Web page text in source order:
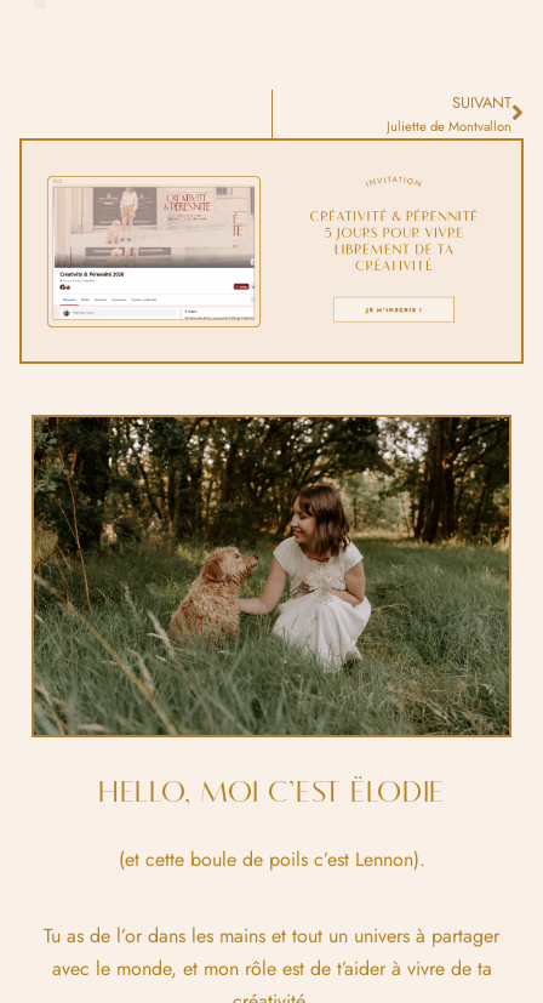
SUIVANT
Juliette de Montvallon
HELLO, MOI C’EST ËLODIE
(et cette boule de poils c’est Lennon).
Tu as de l’or dans les mains et tout un univers à partager
avec le monde, et mon rôle est de t’aider à vivre de ta